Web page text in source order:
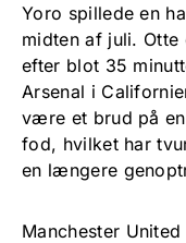
Yoro spillede en
midten af juli. Otte
efter blot 35
Arsenal i
være et brud på
fod, hvilket har
en længere
Manchester